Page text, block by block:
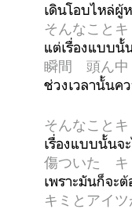
เดินโอบไหล่ผู้
そんなこと
แต่เรื่องแบบนั้
瞬間 頭ん中
ช่วงเวลานั้นค
そんなこと
เรื่องแบบนั้นจ
傷ついた キ
เพราะมันก็จะ
キミとアイ